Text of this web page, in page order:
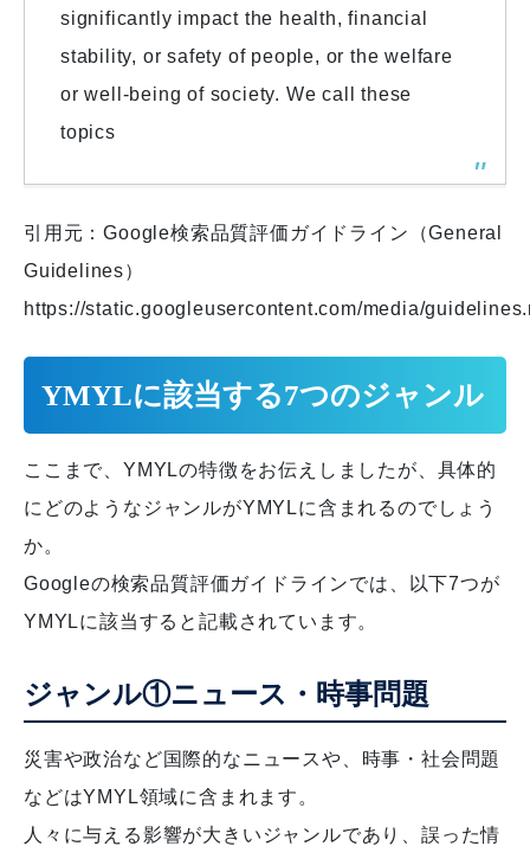
significantly impact the health, financial
stability, or safety of people, or the welfare
or well-being of society. We call these
topics
引用元：Google検索品質評価ガイドライン（General
Guidelines）
https://static.googleusercontent.com/media/
YMYLに該当する7つのジャンル
ここまで、YMYLの特徴をお伝えしましたが、具体的
にどのようなジャンルがYMYLに含まれるのでしょう
か。
Googleの検索品質評価ガイドラインでは、以下7つが
YMYLに該当すると記載されています。
ジャンル①ニュース・時事問題
災害や政治など国際的なニュースや、時事・社会問題
などはYMYL領域に含まれます。
人々に与える影響が大きいジャンルであり、誤った情